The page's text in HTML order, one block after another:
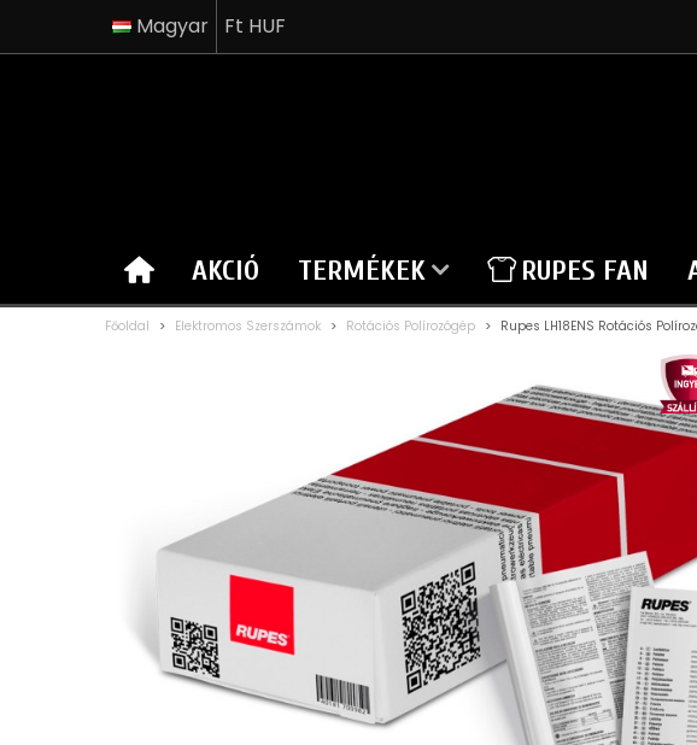
Magyar Ft HUF
AKCIÓ TERMÉKEK RUPES FAN
Főoldal > Elektromos Szerszámok > Rotációs Polírozógép > Rupes LH18ENS Rotációs